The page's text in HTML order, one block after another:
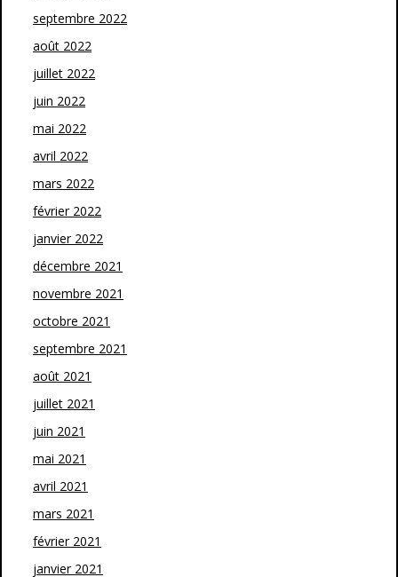
septembre 2022
août 2022
juillet 2022
juin 2022
mai 2022
avril 2022
mars 2022
février 2022
janvier 2022
décembre 2021
novembre 2021
octobre 2021
septembre 2021
août 2021
juillet 2021
juin 2021
mai 2021
avril 2021
mars 2021
février 2021
janvier 2021